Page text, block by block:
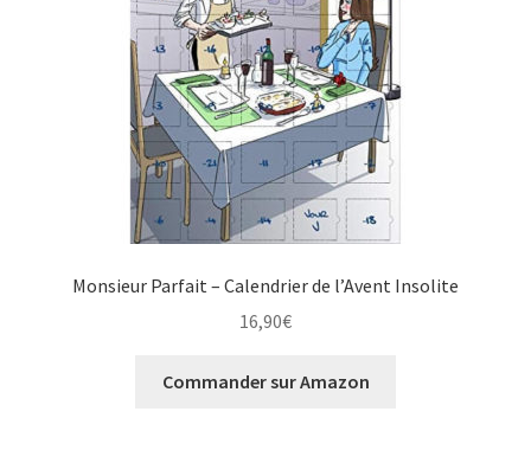
Monsieur Parfait – Calendrier de l’Avent Insolite
16,90€
Commander sur Amazon